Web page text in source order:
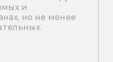
и
но не менее